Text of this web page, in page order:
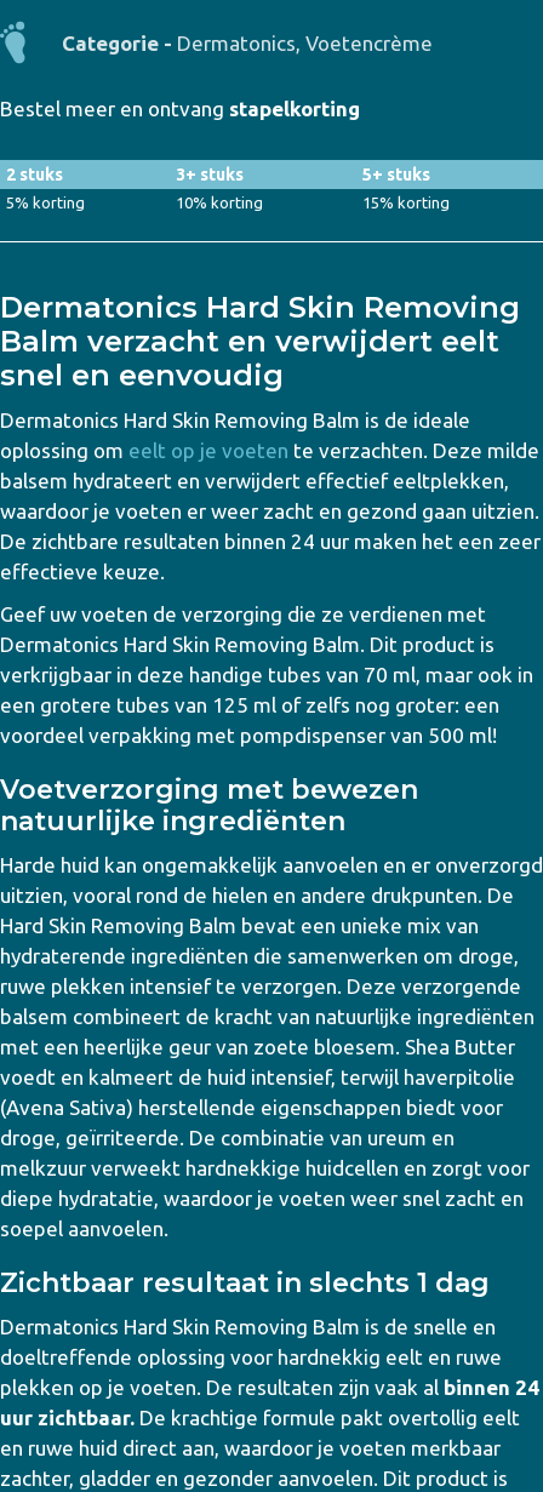
Removing
Balm
aantal
Categorie - Dermatonics, Voetencrème
Bestel meer en ontvang stapelkorting
2 stuks 3+ stuks 5+ stuks
5% korting 10% korting 15% korting
Dermatonics Hard Skin Removing
Balm verzacht en verwijdert eelt
snel en eenvoudig
Dermatonics Hard Skin Removing Balm is de ideale
oplossing om eelt op je voeten te verzachten. Deze milde
balsem hydrateert en verwijdert effectief eeltplekken,
waardoor je voeten er weer zacht en gezond gaan uitzien.
De zichtbare resultaten binnen 24 uur maken het een zeer
effectieve keuze.
Geef uw voeten de verzorging die ze verdienen met
Dermatonics Hard Skin Removing Balm. Dit product is
verkrijgbaar in deze handige tubes van 70 ml, maar ook in
een grotere tubes van 125 ml of zelfs nog groter: een
voordeel verpakking met pompdispenser van 500 ml!
Voetverzorging met bewezen
natuurlijke ingrediënten
Harde huid kan ongemakkelijk aanvoelen en er onverzorgd
uitzien, vooral rond de hielen en andere drukpunten. De
Hard Skin Removing Balm bevat een unieke mix van
hydraterende ingrediënten die samenwerken om droge,
ruwe plekken intensief te verzorgen. Deze verzorgende
balsem combineert de kracht van natuurlijke ingrediënten
met een heerlijke geur van zoete bloesem. Shea Butter
voedt en kalmeert de huid intensief, terwijl haverpitolie
(Avena Sativa) herstellende eigenschappen biedt voor
droge, geïrriteerde. De combinatie van ureum en
melkzuur verweekt hardnekkige huidcellen en zorgt voor
diepe hydratatie, waardoor je voeten weer snel zacht en
soepel aanvoelen.
Zichtbaar resultaat in slechts 1 dag
Dermatonics Hard Skin Removing Balm is de snelle en
doeltreffende oplossing voor hardnekkig eelt en ruwe
plekken op je voeten. De resultaten zijn vaak al binnen 24
uur zichtbaar. De krachtige formule pakt overtollig eelt
en ruwe huid direct aan, waardoor je voeten merkbaar
zachter, gladder en gezonder aanvoelen. Dit product is